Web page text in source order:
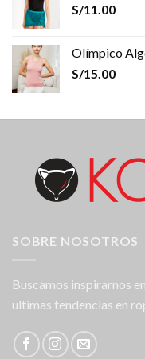
S/11.00
Olímpico
S/15.00
SOBRE NOSOTROS
Buscamos inspirarnos
ultimas tendencias en